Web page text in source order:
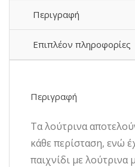
ποσότητα
Περιγραφή
Επιπλέον πληροφορίες
Περιγραφή
Τα λούτρινα
κάθε περίσταση, ενώ
παιχνίδι με λούτρινα